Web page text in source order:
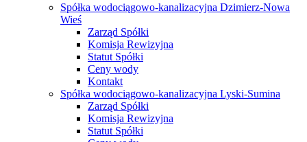
Spółka wodociągowo-kanalizacyjna Dzimierz-Nowa
Wieś
Zarząd Spółki
Komisja Rewizyjna
Statut Spółki
Ceny wody
Kontakt
Spółka wodociągowo-kanalizacyjna Lyski-Sumina
Zarząd Spółki
Komisja Rewizyjna
Statut Spółki